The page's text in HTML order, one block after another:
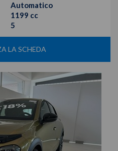
Automatico
1199 cc
5
LA SCHEDA